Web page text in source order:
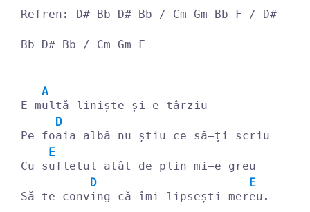
Refren: D# Bb D# Bb / Cm Gm Bb F / D#
Bb D# Bb / Cm Gm F
E m
A
ultă liniște și e târziu
Pe fo
D
aia albă nu știu ce să-ți scriu
Cu s
E
ufletul atât de plin mi-e greu
Să te conv
D
ing că îmi lipsești mer
E
eu.